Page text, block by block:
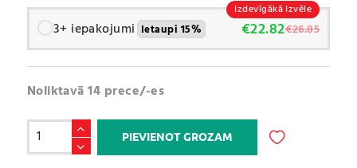
Izdevīgākā Izvēle
3+ iepakojumi Ietaupi 15% €22.82€26.85
Noliktavā 14 prece/-es
Grape
Seed,
PIEVIENOT GROZAM